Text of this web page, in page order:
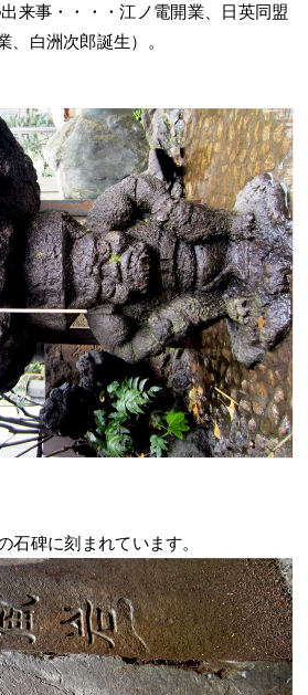
来事・・・・江ノ電開業、日英同盟
、白洲次郎誕生）。
石碑に刻まれています。